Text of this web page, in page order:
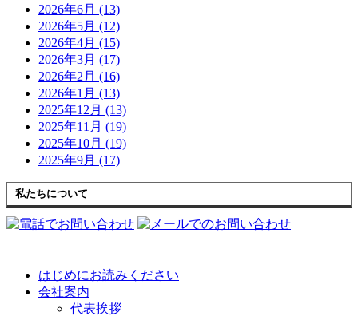
2026年6月 (13)
2026年5月 (12)
2026年4月 (15)
2026年3月 (17)
2026年2月 (16)
2026年1月 (13)
2025年12月 (13)
2025年11月 (19)
2025年10月 (19)
2025年9月 (17)
私たちについて
はじめにお読みください
会社案内
代表挨拶